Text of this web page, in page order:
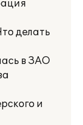
делать
в ЗАО
и